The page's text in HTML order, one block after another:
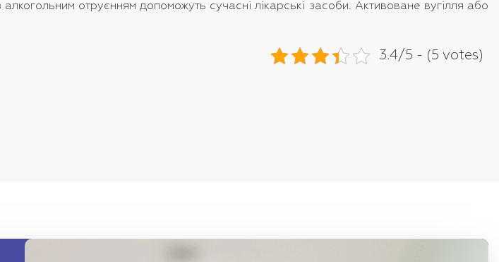
отруєнням допоможуть сучасні лікарські засоби. Активоване вугілля або
3.4/5 - (5 votes)